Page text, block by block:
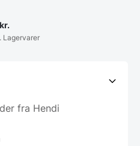
Lagervarer
fra Hendi